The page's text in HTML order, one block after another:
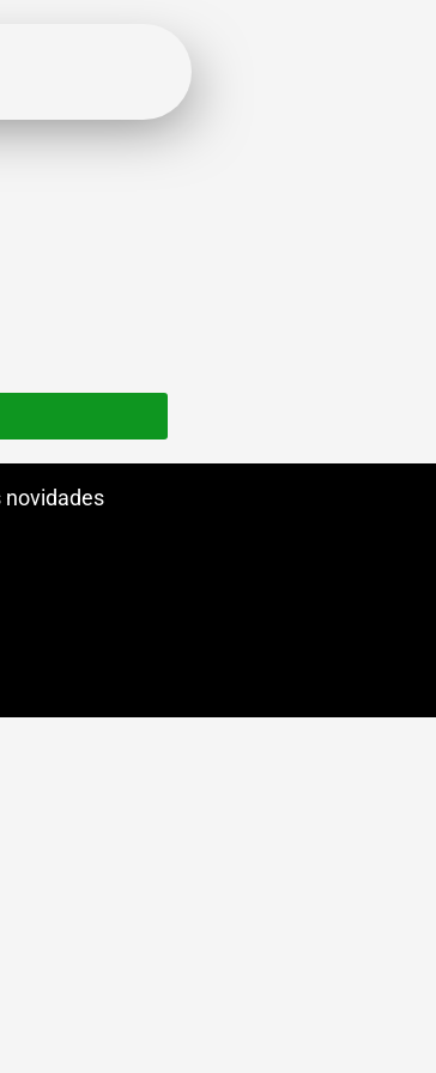
novidades